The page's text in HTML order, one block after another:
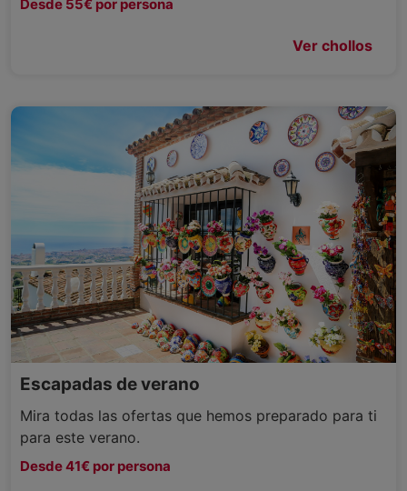
Desde 55€ por persona
Ver chollos
Escapadas de verano
Mira todas las ofertas que hemos preparado para ti
para este verano.
Desde 41€ por persona